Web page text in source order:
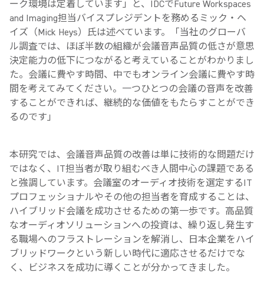
ーク環境は定着しています」と、IDCでFuture Workspaces
and Imaging担当バイスプレジデントを務めるミック・ヘ
イズ（Mick Heys）氏は述べています。「当社のグローバ
ル調査では、ほぼ半数の組織が会議音声品質の低さが意思
決定能力の低下につながると考えていることがわかりまし
た。会議に費やす時間、中でもオンライン会議に費やす時
間を考えてみてください。一つひとつの会議の音声を改善
することができれば、継続的な価値をもたらすことができ
るのです」
本研究では、会議音声品質の改善は単に技術的な問題だけ
ではなく、IT担当者が取り組むべき人間中心の課題である
と強調しています。会議室のオーディオ技術を選定するIT
プロフェッショナルやその他の担当者を育成することは、
ハイブリッド会議を成功させるための第一歩です。高品質
なオーディオソリューションへの投資は、繰り返し発生す
る職場へのフラストレーションを解消し、日本企業をハイ
ブリッドワークという新しい時代に適応させるだけでな
く、ビジネスを成功に導くことが分かってきました。